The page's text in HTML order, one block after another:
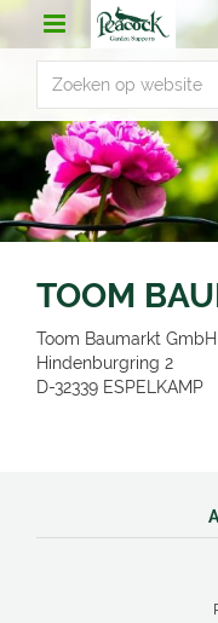
r
n
t
TOOM
Toom Baumarkt GmbH
Hindenburgring 2
D-32339 ESPELKAMP